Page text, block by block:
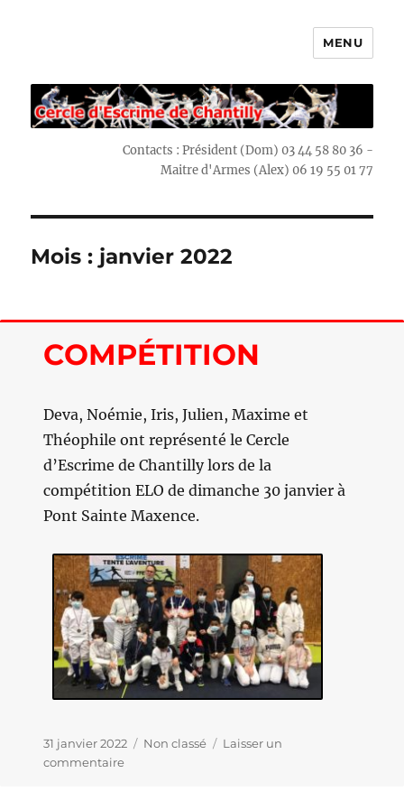
MENU
Contacts : Président (Dom) 03 44 58 80 36 -
Maitre d'Armes (Alex) 06 19 55 01 77
Mois : janvier 2022
COMPÉTITION
Deva, Noémie, Iris, Julien, Maxime et
Théophile ont représenté le Cercle
d’Escrime de Chantilly lors de la
compétition ELO de dimanche 30 janvier à
Pont Sainte Maxence.
Publié
le
31 janvier 2022 Catégories
Non classé
Laisser un
commentairesur